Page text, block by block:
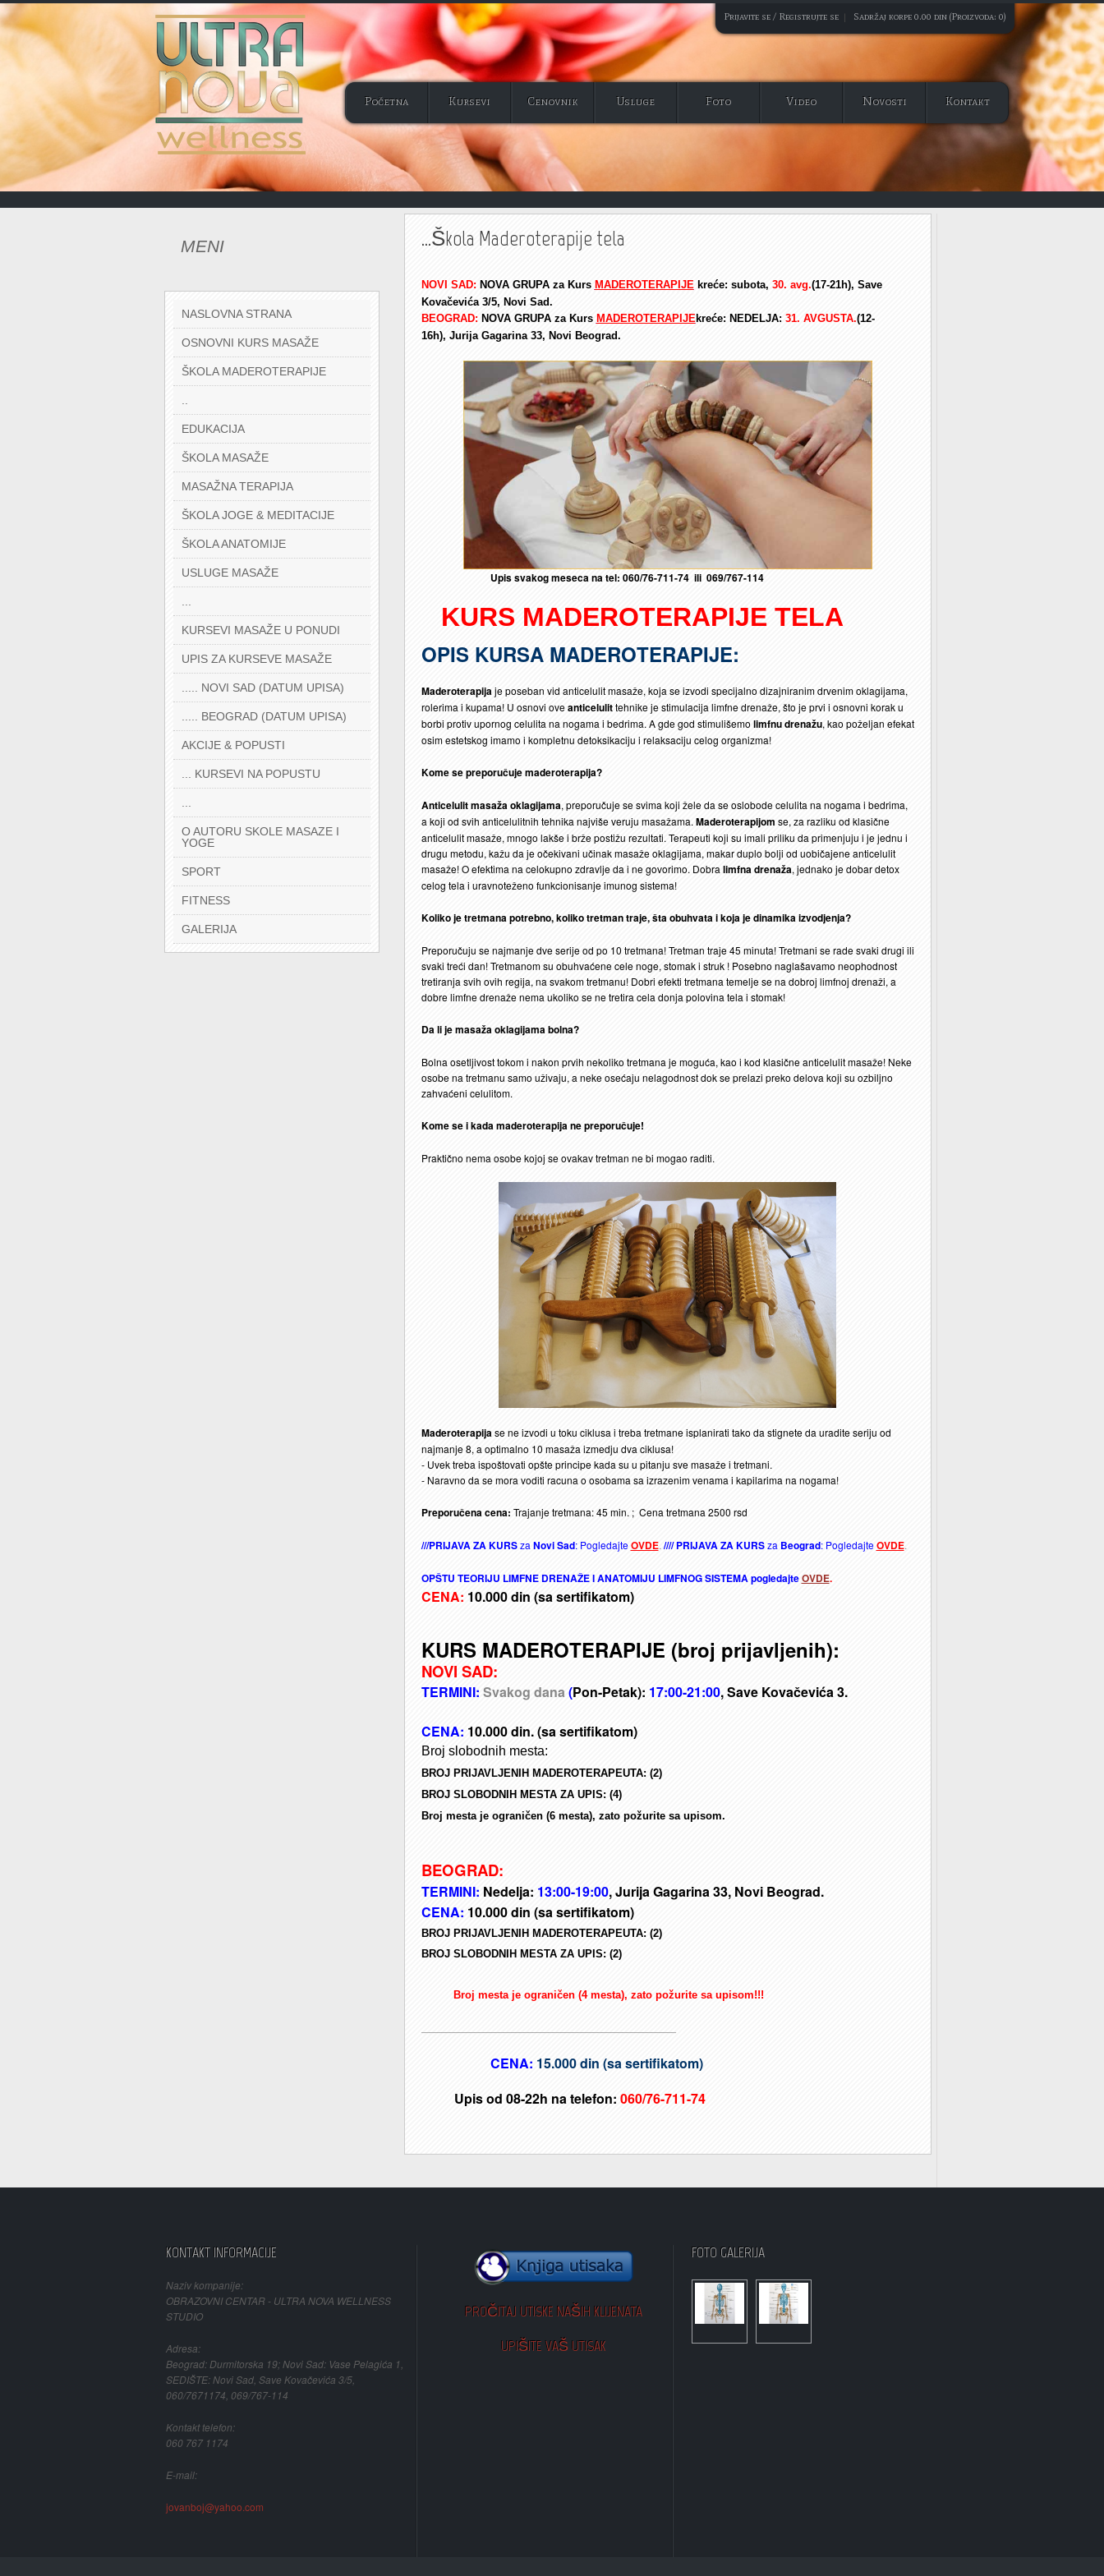
Prijavite se / Registrujte se | Sadržaj korpe 0.00 din (Proizvoda: 0)
Početna Kursevi Cenovnik Usluge Foto Video Novosti Kontakt
MENI
NASLOVNA STRANA
OSNOVNI KURS MASAŽE
ŠKOLA MADEROTERAPIJE
EDUKACIJA
ŠKOLA MASAŽE
MASAŽNA TERAPIJA
ŠKOLA JOGE & MEDITACIJE
ŠKOLA ANATOMIJE
USLUGE MASAŽE
KURSEVI MASAŽE U PONUDI
UPIS ZA KURSEVE MASAŽE
..... NOVI SAD (DATUM UPISA)
..... BEOGRAD (DATUM UPISA)
AKCIJE & POPUSTI
... KURSEVI NA POPUSTU
O AUTORU SKOLE MASAZE I
YOGE
SPORT
FITNESS
GALERIJA
...Škola Maderoterapije tela
NOVI SAD: NOVA GRUPA za Kurs MADEROTERAPIJE kreće: subota, 30. avg.(17-21h), Save
Kovačevića 3/5, Novi Sad.
BEOGRAD: NOVA GRUPA za Kurs MADEROTERAPIJEkreće: NEDELJA: 31. AVGUSTA.(12-
16h), Jurija Gagarina 33, Novi Beograd.
Upis svakog meseca na tel: 060/76-711-74 ili 069/767-114
KURS MADEROTERAPIJE TELA
OPIS KURSA MADEROTERAPIJE:
Maderoterapija je poseban vid anticelulit masaže, koja se izvodi specijalno dizajniranim drvenim oklagijama,
rolerima i kupama! U osnovi oveanticelulittehnike je stimulacija limfne drenaže, što je prvi i osnovni korak u
borbi protiv upornog celulita na nogama i bedrima. A gde god stimulišemolimfnu drenažu, kao poželjan efekat
osim estetskog imamo i kompletnu detoksikaciju i relaksaciju celog organizma!
Kome se preporučuje maderoterapija?
Anticelulit masaža oklagijama, preporučuje se svima koji žele da se oslobode celulita na nogama i bedrima,
a koji od svih anticelulitnih tehnika najviše veruju masažama.Maderoterapijom se, za razliku od klasične
anticelulit masaže, mnogo lakše i brže postižu rezultati. Terapeuti koji su imali priliku da primenjuju i je jednu i
drugu metodu, kažu da je očekivani učinak masaže oklagijama, makar duplo bolji od uobičajene anticelulit
masaže! O efektima na celokupno zdravlje da i ne govorimo. Dobralimfna drenaža, jednako je dobar detox
celog tela i uravnoteženo funkcionisanje imunog sistema!
Koliko je tretmana potrebno, koliko tretman traje, šta obuhvata i koja je dinamika izvodjenja?
Preporučuju se najmanje dve serije od po 10 tretmana! Tretman traje 45 minuta! Tretmani se rade svaki drugi ili
svaki treći dan! Tretmanom su obuhvaćene cele noge, stomak i struk ! Posebno naglašavamo neophodnost
tretiranja svih ovih regija, na svakom tretmanu! Dobri efekti tretmana temelje se na dobroj limfnoj drenaži, a
dobre limfne drenaže nema ukoliko se ne tretira cela donja polovina tela i stomak!
Da li je masaža oklagijama bolna?
Bolna osetljivost tokom i nakon prvih nekoliko tretmana je moguća, kao i kod klasične anticelulit masaže! Neke
osobe na tretmanu samo uživaju, a neke osećaju nelagodnost dok se prelazi preko delova koji su ozbiljno
zahvaćeni celulitom.
Kome se i kada maderoterapija ne preporučuje!
Praktično nema osobe kojoj se ovakav tretman ne bi mogao raditi.
Maderoterapija se ne izvodi u toku ciklusa i treba tretmane isplanirati tako da stignete da uradite seriju od
najmanje 8, a optimalno 10 masaža izmedju dva ciklusa!
- Uvek treba ispoštovati opšte principe kada su u pitanju sve masaže i tretmani.
- Naravno da se mora voditi racuna o osobama sa izrazenim venama i kapilarima na nogama!
Preporučena cena: Trajanje tretmana: 45 min. ; Cena tretmana 2500 rsd
///PRIJAVA ZA KURSza Novi Sad: Pogledajte OVDE. //// PRIJAVA ZA KURSza Beograd: Pogledajte OVDE.
OPŠTU TEORIJU LIMFNE DRENAŽE I ANATOMIJU LIMFNOG SISTEMA pogledajteOVDE.
CENA: 10.000 din (sa sertifikatom)
KURS MADEROTERAPIJE (broj prijavljenih):
NOVI SAD:
TERMINI: Svakog dana(Pon-Petak): 17:00-21:00, Save Kovačevića 3.
CENA: 10.000 din.(sa sertifikatom)
Broj slobodnih mesta:
BROJ PRIJAVLJENIH MADEROTERAPEUTA: (2)
BROJ SLOBODNIH MESTA ZA UPIS: (4)
Broj mesta je ograničen (6 mesta), zato požurite sa upisom.
BEOGRAD:
TERMINI: Nedelja: 13:00-19:00, Jurija Gagarina 33, Novi Beograd.
CENA: 10.000 din (sa sertifikatom)
BROJ PRIJAVLJENIH MADEROTERAPEUTA: (2)
BROJ SLOBODNIH MESTA ZA UPIS: (2)
Broj mesta je ograničen (4 mesta), zato požurite sa upisom!!!
CENA: 15.000 din (sa sertifikatom)
Upis od 08-22h na telefon: 060/76-711-74
KONTAKT INFORMACIJE
Naziv kompanije:
OBRAZOVNI CENTAR - ULTRA NOVA WELLNESS
STUDIO
Adresa:
Beograd: Durmitorska 19; Novi Sad: Vase Pelagića 1,
SEDIŠTE: Novi Sad, Save Kovačevića 3/5,
060/7671174, 069/767-114
Kontakt telefon:
060 767 1174
E-mail:
jovanboj@yahoo.com
PROČITAJ UTISKE NAŠIH KLIJENATA
UPIŠITE VAŠ UTISAK
FOTO GALERIJA